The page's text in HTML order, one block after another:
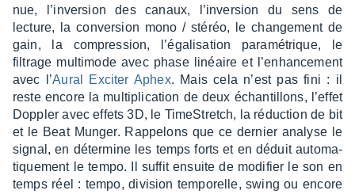
nue, l’in­ver­sion des canaux, l’in­ver­sion du sens de
lecture, la conver­sion mono / stéréo, le chan­ge­ment de
gain, la compres­sion, l’éga­li­sa­tion para­mé­trique, le
filtrage multi­mode avec phase linéaire et l’en­han­ce­ment
avec l’Aural Exci­ter Aphex. Mais cela n’est pas fini : il
reste encore la multi­pli­ca­tion de deux échan­tillons, l’ef­fet
Doppler avec effets 3D, le TimeS­tretch, la réduc­tion de bit
et le Beat Munger. Rappe­lons que ce dernier analyse le
signal, en déter­mine les temps forts et en déduit auto­ma­
tique­ment le tempo. Il suffit ensuite de modi­fier le son en
temps réel : tempo, divi­sion tempo­relle, swing ou encore